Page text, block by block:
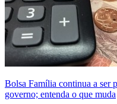
Bolsa Família continua a ser
governo; entenda o que muda